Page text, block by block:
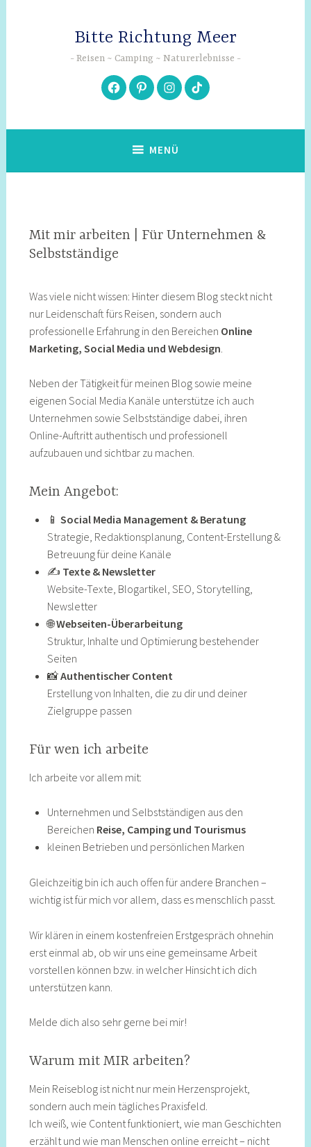
Bitte Richtung Meer
Reisen ~ Camping ~ Naturerlebnisse
Facebook
PinterestInstagram
TikTok
MENÜ
Mit mir arbeiten | Für Unternehmen &
Selbstständige
Was viele nicht wissen: Hinter diesem Blog steckt nicht
nur Leidenschaft fürs Reisen, sondern auch
professionelle Erfahrung in den Bereichen Online
Marketing, Social Media und Webdesign
Neben der Tätigkeit für meinen Blog sowie meine
eigenen Social Media Kanäle unterstütze ich auch
Unternehmen sowie Selbstständige dabei, ihren
Online-Auftritt authentisch und professionell
aufzubauen und sichtbar zu machen.
Mein Angebot:
📱 Social Media Management & Beratung
Strategie, Redaktionsplanung, Content-Erstellung &
Betreuung für deine Kanäle
✍️ Texte & Newsletter
Website-Texte, Blogartikel, SEO, Storytelling,
Newsletter
🌐Webseiten-Überarbeitung
Struktur, Inhalte und Optimierung bestehender
Seiten
📸Authentischer Content
Erstellung von Inhalten, die zu dir und deiner
Zielgruppe passen
Für wen ich arbeite
Ich arbeite vor allem mit:
Unternehmen und Selbstständigen aus den
Bereichen Reise, Camping und Tourismus
kleinen Betrieben und persönlichen Marken
Gleichzeitig bin ich auch offen für andere Branchen –
wichtig ist für mich vor allem, dass es menschlich passt.
Wir klären in einem kostenfreien Erstgespräch ohnehin
erst einmal ab, ob wir uns eine gemeinsame Arbeit
vorstellen können bzw. in welcher Hinsicht ich dich
unterstützen kann.
Melde dich also sehr gerne bei mir!
Warum mit MIR arbeiten?
Mein Reiseblog ist nicht nur mein Herzensprojekt,
sondern auch mein tägliches Praxisfeld.
Ich weiß, wie Content funktioniert, wie man Geschichten
erzählt und wie man Menschen online erreicht – nicht